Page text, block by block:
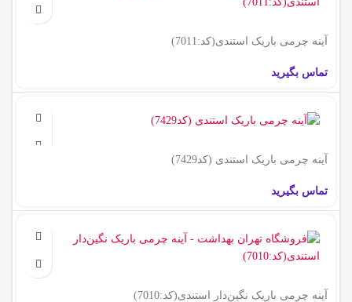
آینه چرمی باریک استندی(کد:7011)
تماس بگیرید
آینه چرمی باریک استندی (کد7429)
تماس بگیرید
آینه چرمی باریک نگین‌دار استندی(کد:7010)